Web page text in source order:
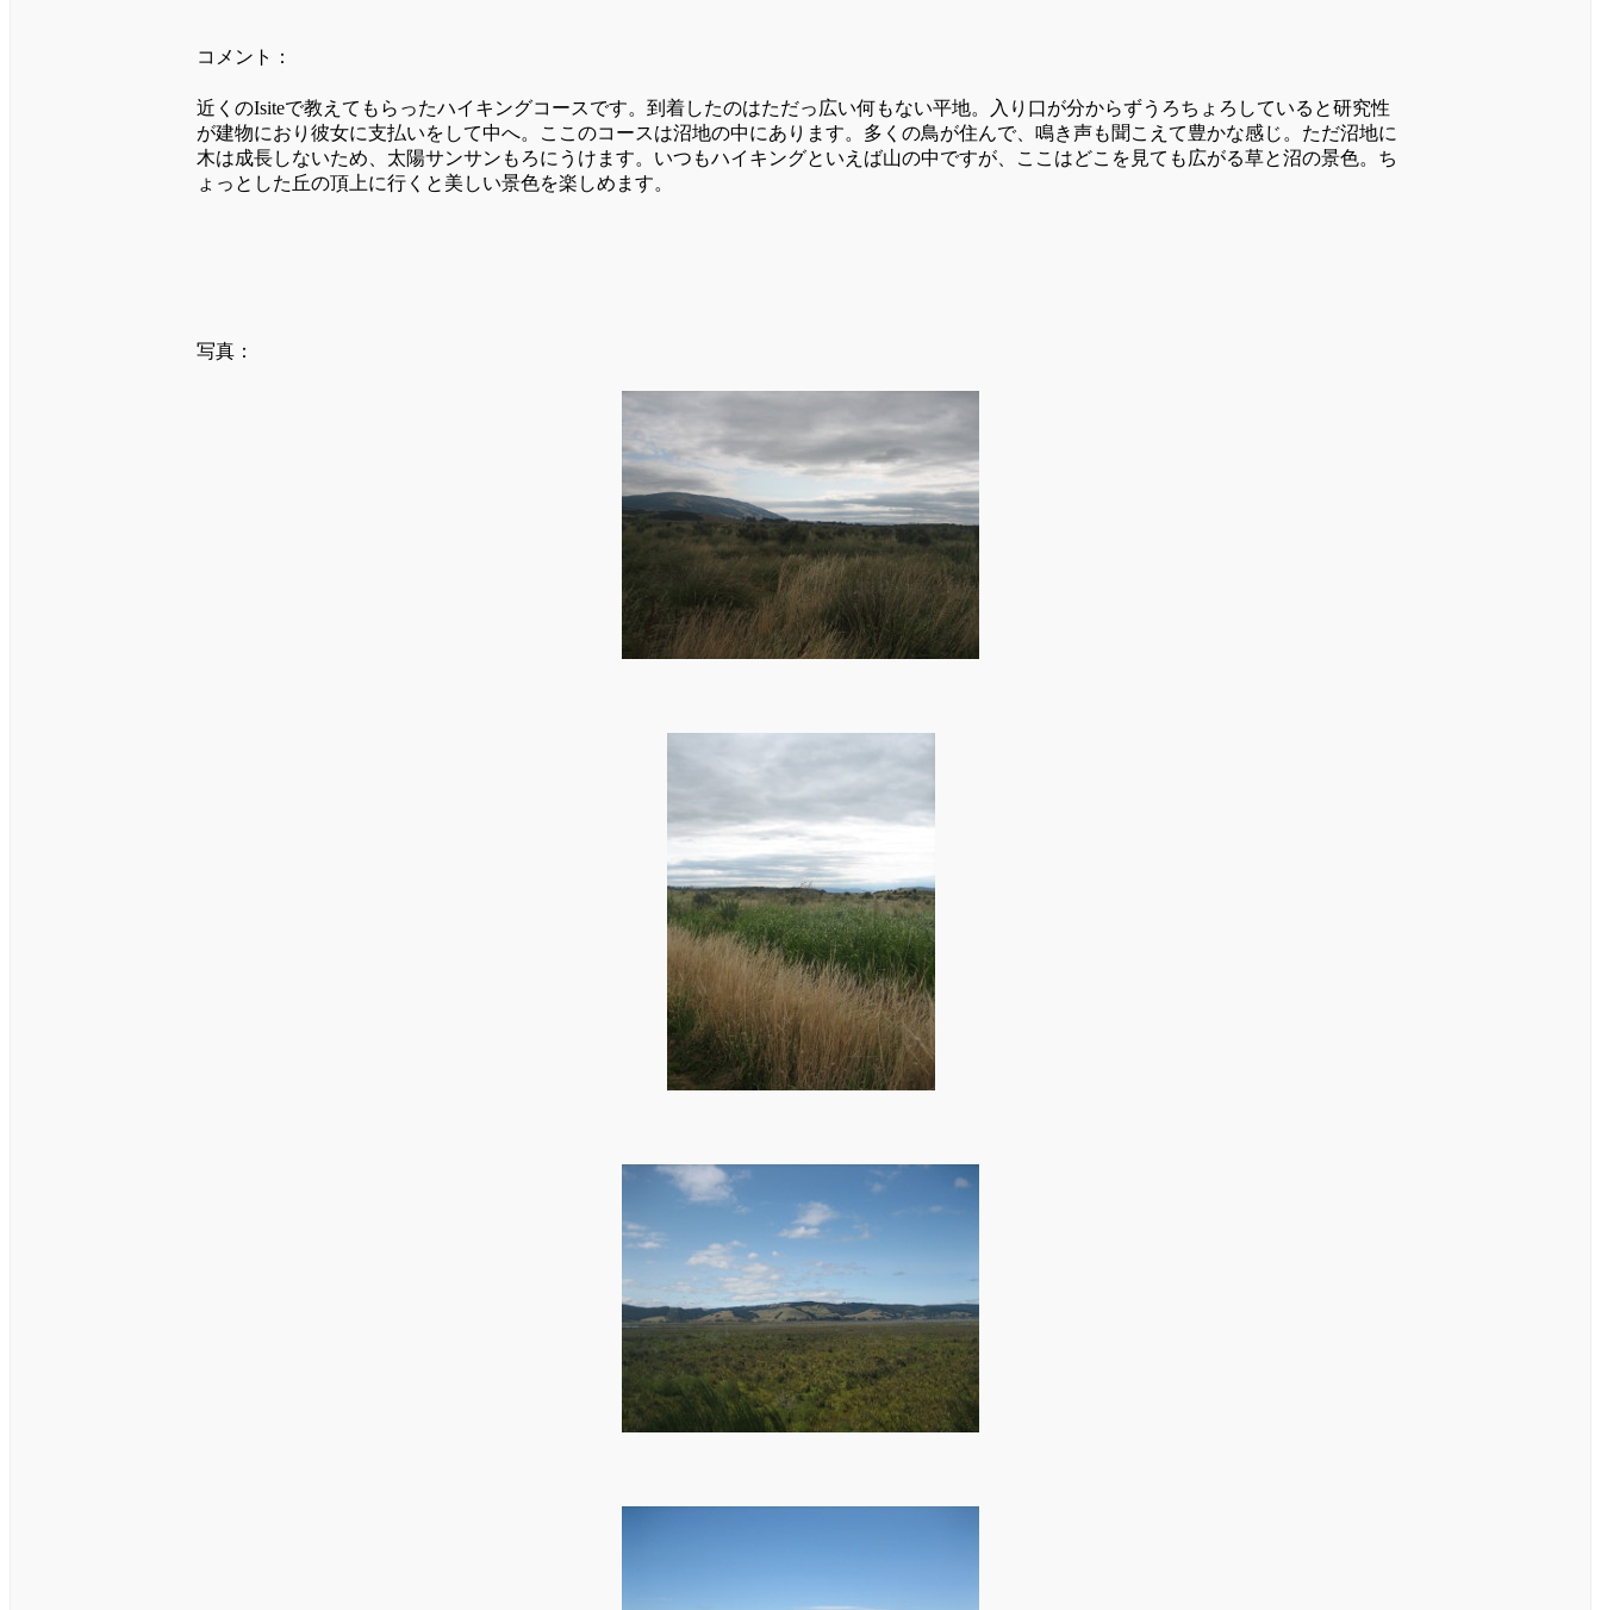
コメント：
近くのIsiteで教えてもらったハイキングコースです。到着したのはただっ広い何もない平地。入り口が分からずうろちょろしていると研究性
が建物におり彼女に支払いをして中へ。ここのコースは沼地の中にあります。多くの鳥が住んで、鳴き声も聞こえて豊かな感じ。ただ沼地に
木は成長しないため、太陽サンサンもろにうけます。いつもハイキングといえば山の中ですが、ここはどこを見ても広がる草と沼の景色。ち
ょっとした丘の頂上に行くと美しい景色を楽しめます。
写真：